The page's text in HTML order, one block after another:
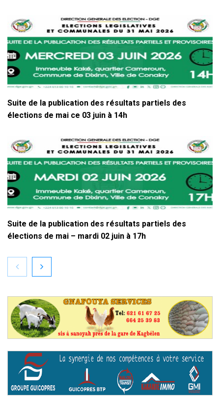
Suite de la publication des résultats partiels des
élections de mai ce 03 juin à 14h
Suite de la publication des résultats partiels des
élections de mai – mardi 02 juin à 17h